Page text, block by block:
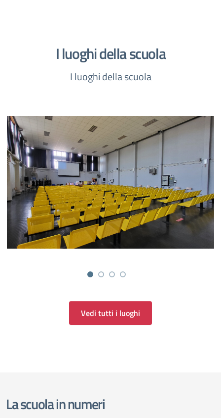
I luoghi della scuola
I luoghi della scuola
Vedi tutti i luoghi
La scuola in numeri